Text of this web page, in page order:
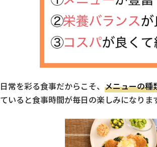
日常を彩る食事だからこそ、 メニューの種
ていると食事時間が毎日の楽しみになりま